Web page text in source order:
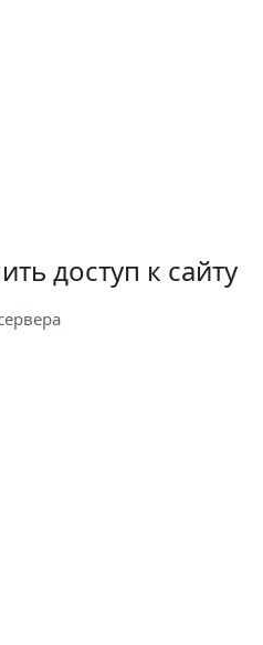
доступ к сайту